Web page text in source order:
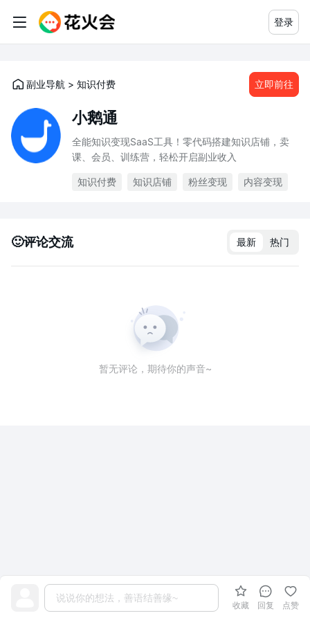
登录
副业导航 > 知识付费 立即前往
小鹅通
全能知识变现SaaS工具！零代码搭建知识店铺，卖
课、会员、训练营，轻松开启副业收入
知识付费 知识店铺 粉丝变现 内容变现
收藏 回复 点赞
🙂评论交流 最新 热门
暂无评论，期待你的声音~